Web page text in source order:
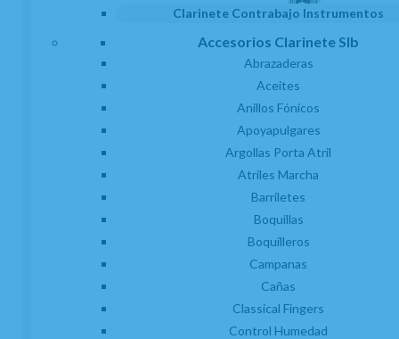
Clarinete Contrabajo Instrumentos
Accesorios Clarinete SIb
Abrazaderas
Aceites
Anillos Fónicos
Apoyapulgares
Argollas Porta Atril
Atriles Marcha
Barriletes
Boquillas
Boquilleros
Campanas
Cañas
Classical Fingers
Control Humedad
Zapatillas
24de